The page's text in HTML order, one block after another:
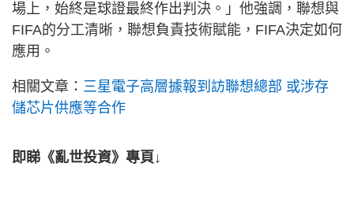
場上，始終是球證最終作出判決。」他強調，聯想與
FIFA的分工清晰，聯想負責技術賦能，FIFA決定如何
應用。
相關文章： 三星電子高層據報到訪聯想總部 或涉存
儲芯片供應等合作
即睇《亂世投資》專頁↓